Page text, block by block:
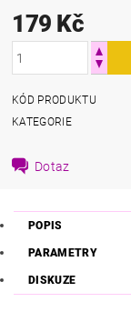
179 Kč
KÓD PRODUKTU
KATEGORIE
Dotaz
POPIS
PARAMETRY
DISKUZE